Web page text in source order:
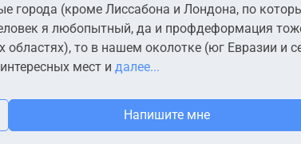
города (кроме Лиссабона и Лондона, по
я любопытный, да и профдеформация
то в нашем околотке (юг Евразии и
мест и далее...
Напишите мне